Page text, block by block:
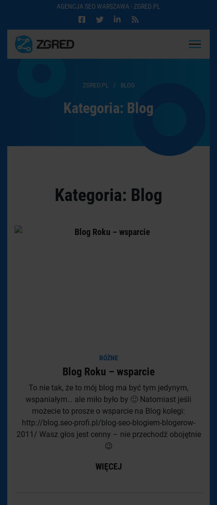
AGENCJA SEO WARSZAWA - ZGRED.PL
ZGRED.PL / BLOG
Kategoria: Blog
Kategoria: Blog
RÓŻNE
Blog Roku – wsparcie
To nie tak, że to mój blog ma być tym jedynym,
wspaniałym… ale miło było by 🙂 Natomiast jeśli
możecie to prosze o wsparcie na Blog kolegi:
http://blog.seo-profi.pl/blog-seo-blogiem-blogerow-
2011/ Wasz głos jest cenny – nie przechodź obojętnie
😉
WIĘCEJ